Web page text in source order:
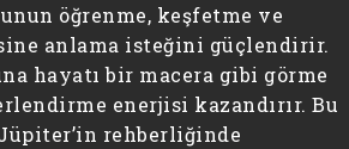
öğrenme, keşfetme ve
anlama isteğini güçlendirir.
hayatı bir macera gibi görme
enerjisi kazandırır. Bu
rehberliğinde